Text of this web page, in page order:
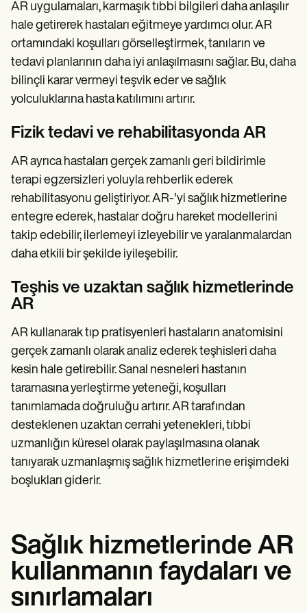
AR uygulamaları, karmaşık tıbbi bilgileri daha anlaşılır
hale getirerek hastaları eğitmeye yardımcı olur. AR
ortamındaki koşulları görselleştirmek, tanıların ve
tedavi planlarının daha iyi anlaşılmasını sağlar. Bu, daha
bilinçli karar vermeyi teşvik eder ve sağlık
yolculuklarına hasta katılımını artırır.
Fizik tedavi ve rehabilitasyonda AR
AR ayrıca hastaları gerçek zamanlı geri bildirimle
terapi egzersizleri yoluyla rehberlik ederek
rehabilitasyonu geliştiriyor. AR-'yi sağlık hizmetlerine
entegre ederek, hastalar doğru hareket modellerini
takip edebilir, ilerlemeyi izleyebilir ve yaralanmalardan
daha etkili bir şekilde iyileşebilir.
Teşhis ve uzaktan sağlık hizmetlerinde
AR
AR kullanarak tıp pratisyenleri hastaların anatomisini
gerçek zamanlı olarak analiz ederek teşhisleri daha
kesin hale getirebilir. Sanal nesneleri hastanın
taramasına yerleştirme yeteneği, koşulları
tanımlamada doğruluğu artırır. AR tarafından
desteklenen uzaktan cerrahi yetenekleri, tıbbi
uzmanlığın küresel olarak paylaşılmasına olanak
tanıyarak uzmanlaşmış sağlık hizmetlerine erişimdeki
boşlukları giderir.
Sağlık hizmetlerinde AR
kullanmanın faydaları ve
sınırlamaları